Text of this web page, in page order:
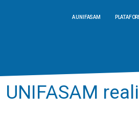
A UNIFASAM
UNIFASAM